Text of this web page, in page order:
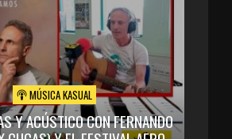
MÚSICA KASUAL
Y ACÚSTICO CON FERNANDO